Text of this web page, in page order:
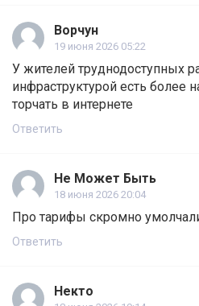
Ворчун
19 июня 2026 05:22
У жителей труднодоступных
инфраструктурой есть
торчать в интернете
Ответить
Не Может Быть
18 июня 2026 20:04
Про тарифы скромно
Ответить
Некто